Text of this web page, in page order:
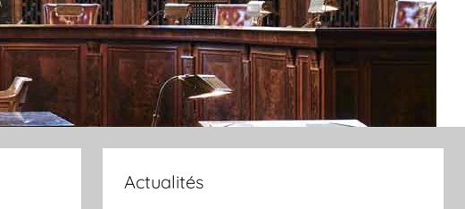
Actualités